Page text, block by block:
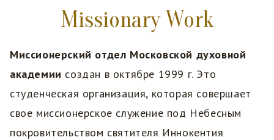
Missionary Work
Миссионерский отдел Московской духовной
академии создан в октябре 1999 г. Это
студенческая организация, которая совершает
свое миссионерское служение под Небесным
покровительством святителя Иннокентия